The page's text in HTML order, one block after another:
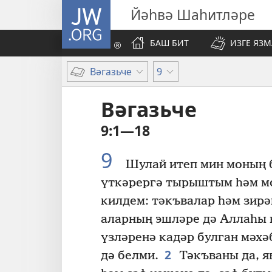
JW.ORG Йәһвә Шаһитләре
БАШ БИТ
ИЗГЕ
Вәгазьче 9
Вәгазьче
9:1—18
9
Шулай итеп мин моның
үткәрергә тырыштым һәм
килдем: тәкъвалар һәм
аларның эшләре дә Аллаһы
үзләренә кадәр булган
дә белми. 2 Тәкъваны да,